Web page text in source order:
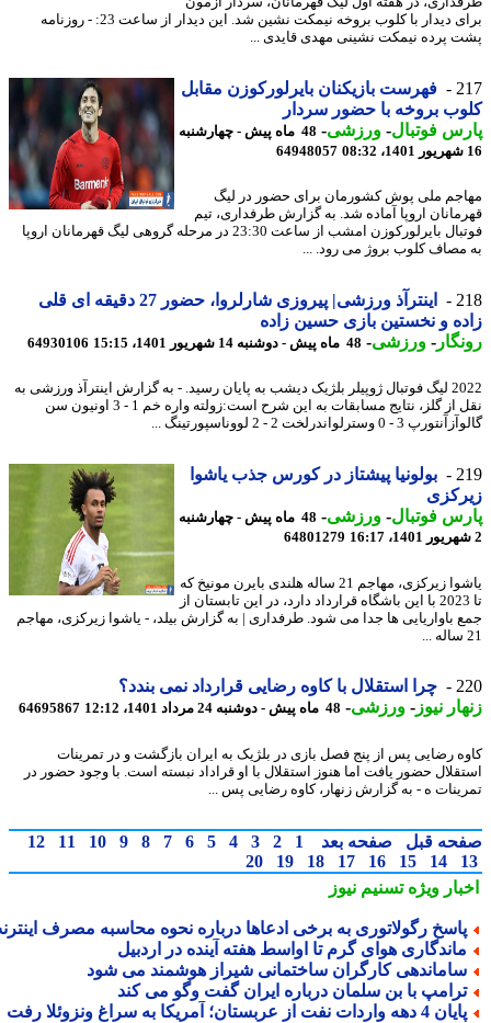
برای دیدار با کلوب بروخه نیمکت نشین شد. این دیدار از ساعت 23: - روزنامه
پرده نیمکت نشینی مهدی قایدی ...
فهرست بازیکنان بایرلورکوزن مقابل
بروخه با حضور سردار
فوتبال-ورزشی-
48 ماه پیش - چهارشنبه
64948057
ملی پوش کشورمان برای حضور در لیگ
اروپا آماده شد. به گزارش طرفداری، تیم
فوتبال بایرلورکوزن امشب از ساعت 23:30 در مرحله گروهی لیگ قهرمانان اروپا
کلوب بروژ می رود. ...
اینترآذ ورزشی| پیروزی شارلروا، حضور 27 دقیقه ای قلی
و نخستین بازی حسین زاده
-ورزشی-48 ماه پیش - دوشنبه 14 شهریور 1401، 15:15 64930106
2022 لیگ فوتبال ژوپیلر بلژیک دیشب به پایان رسید. - به گزارش اینترآذ ورزشی به
نقل از گلز، نتایج مسابقات به این شرح است:زولته واره خم 1 - 3 اونیون سن
- 0 وسترلواندرلخت 2 - 2 لووناسپورتینگ ...
بولونیا پیشتاز در کورس جذب یاشوا
فوتبال-ورزشی-
48 ماه پیش - چهارشنبه
64801279
یاشوا زیرکزی، مهاجم 21 ساله هلندی بایرن مونیخ که
تا 2023 با این باشگاه قرارداد دارد، در این تابستان از
باواریایی ها جدا می شود. طرفداری | به گزارش بیلد، - یاشوا زیرکزی، مهاجم
چرا استقلال با کاوه رضایی قرارداد نمی بندد؟
نیوز-ورزشی-48 ماه پیش - دوشنبه 24 مرداد 1401، 12:12 64695867
رضایی پس از پنج فصل بازی در بلژیک به ایران بازگشت و در تمرینات
حضور یافت اما هنوز استقلال با او قراداد نبسته است. با وجود حضور در
ه - به گزارش زنهار، کاوه رضایی پس ...
قبل صفحه بعد 1
2
3
4
5
6
7
8
9
10
11
12
14
15
16
17
18
19
20
ویژهتسنیم نیوز
رگولاتوری به برخی ادعاها درباره نحوه محاسبه مصرف اینترنت
هوای گرم تا اواسط هفته آینده در اردبیل
کارگران ساختمانی شیراز هوشمند می شود
با بن سلمان درباره ایران گفت وگو می کند
واردات نفت از عربستان؛ آمریکا به سراغ ونزوئلا رفت